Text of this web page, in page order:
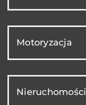
Motoryzacja
Nieruchomości